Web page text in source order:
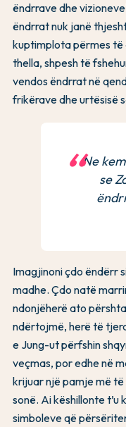
ëndrrave dhe
ëndrrat nuk janë
kuptimplota përmes të
thella, shpesh të
vendos ëndrrat në
frikërave dhe urtësisë
Ne
se
Imagjinoni çdo ëndërr
madhe. Çdo natë
ndonjëherë ato
ndërtojmë, herë të
e Jung-ut përfshin
veçmas, por edhe në
krijuar një pamje më
sonë. Ai këshillonte
simboleve që